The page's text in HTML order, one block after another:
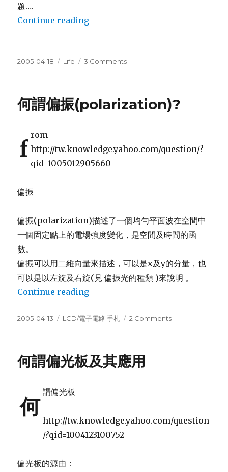
題….
Continue reading“冒痘痘”
Posted
2005-04-18 Categories
Life 3 Commentson
何謂偏振(polarization)?
f
rom
http://tw.knowledge.yahoo.com/question/?
qid=1005012905660
偏振
偏振(polarization)描述了一個均勻平面波在空間中
一個固定點上的電場強度變化，是空間及時間的函
數。
偏振可以用二維向量來描述，可以是x及y的分量，也
可以是以左旋及右旋(見 偏振光的種類 )來說明 。
Continue reading“何謂偏振(polarization)?”
Posted
2005-04-13 Categories
LCD/電子電路 手札 2 Commentson
何謂偏光板及其應用
何
謂偏光板
http://tw.knowledge.yahoo.com/question
/?qid=1004123100752
偏光板的源由：